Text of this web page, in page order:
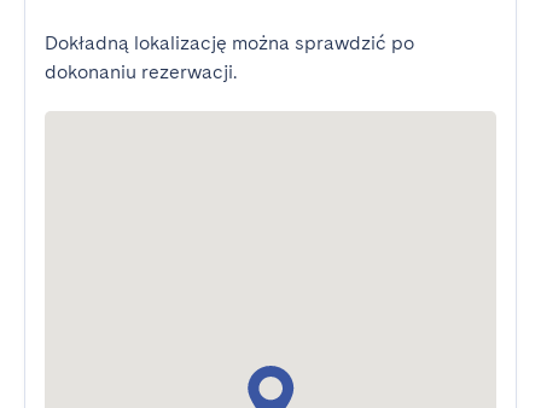
Dokładną lokalizację można sprawdzić po
dokonaniu rezerwacji.